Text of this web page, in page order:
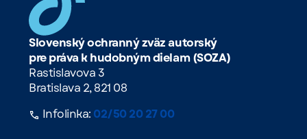
Slovenský ochranný zväz autorský
pre práva k hudobným dielam (SOZA)
Rastislavova 3
Bratislava 2, 821 08
Infolinka: 02/50 20 27 00